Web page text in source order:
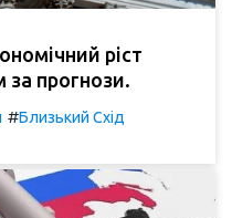
ріст
прогнози.
#Близький Схід